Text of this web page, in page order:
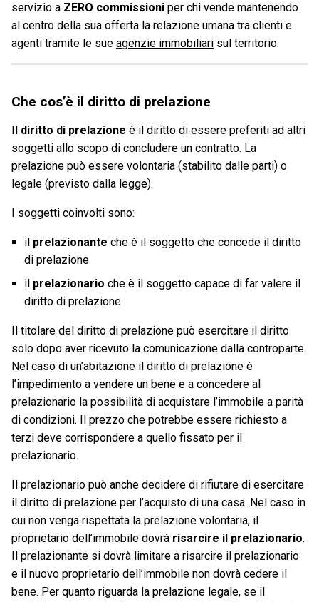
servizio a ZERO commissioni per chi vende mantenendo
al centro della sua offerta la relazione umana tra clienti e
agenti tramite le sue agenzie immobiliari sul territorio.
Che cos’è il diritto di prelazione
diritto di prelazione è il diritto di essere preferiti ad altri
soggetti allo scopo di concludere un contratto. La
prelazione può essere volontaria (stabilito dalle parti) o
legale (previsto dalla legge).
I soggetti coinvolti sono:
il prelazionante che è il soggetto che concede il diritto
di prelazione
il prelazionario che è il soggetto capace di far valere il
diritto di prelazione
Il titolare del diritto di prelazione può esercitare il diritto
solo dopo aver ricevuto la comunicazione dalla controparte.
Nel caso di un’abitazione il diritto di prelazione è
l’impedimento a vendere un bene e a concedere al
prelazionario la possibilità di acquistare l’immobile a parità
di condizioni. Il prezzo che potrebbe essere richiesto a
terzi deve corrispondere a quello fissato per il
prelazionario.
Il prelazionario può anche decidere di rifiutare di esercitare
il diritto di prelazione per l’acquisto di una casa. Nel caso in
cui non venga rispettata la prelazione volontaria, il
proprietario dell’immobile dovrà risarcire il prelazionario.
Il prelazionante si dovrà limitare a risarcire il prelazionario
e il nuovo proprietario dell’immobile non dovrà cedere il
bene. Per quanto riguarda la prelazione legale, se il